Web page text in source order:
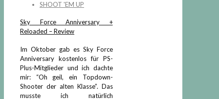
SHOOT 'EM UP
Sky Force Anniversary +
Reloaded – Review
Im Oktober gab es Sky Force
Anniversary kostenlos für PS-
Plus-Mitglieder und ich dachte
mir: “Oh geil, ein Topdown-
Shooter der alten Klasse”. Das
musste ich natürlich